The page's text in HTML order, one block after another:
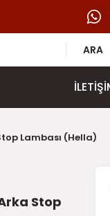
ARA
Lambası (Hella)
Stop